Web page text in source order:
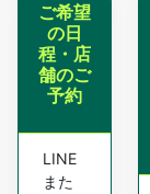
ご希望
の日
程・店
舗のご
予約
LINE
また